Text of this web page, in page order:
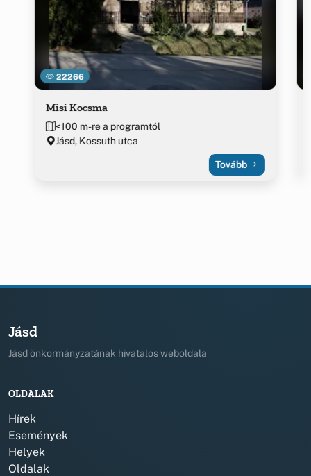
22266
Misi Kocsma
<100 m-re a programtól
Jásd, Kossuth utca
Tovább
Jásd
Jásd önkormányzatának hivatalos weboldala
OLDALAK
Hírek
Események
Helyek
Oldalak